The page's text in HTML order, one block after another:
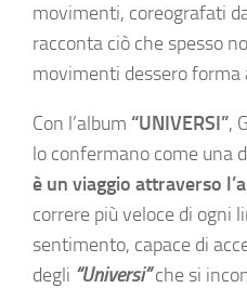
movimenti, coreografati
racconta ciò che spesso
movimenti dessero forma
Con l’album “UNIVERSI”,
lo confermano come una
è un viaggio attraverso
correre più veloce di ogni
sentimento, capace di
degli “Universi”che si